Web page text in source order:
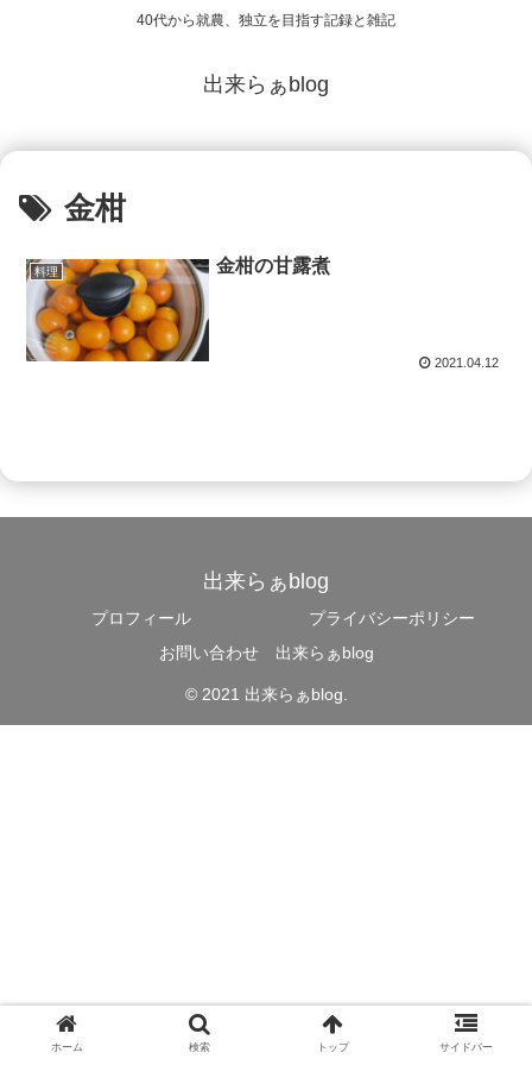
40代から就農、独立を目指す記録と雑記
出来らぁblog
金柑
料理 金柑の甘露煮
2021.04.12
出来らぁblog
プロフィール
プライバシーポリシー
お問い合わせ 出来らぁblog
© 2021 出来らぁblog.
ホーム 検索 トップ サイドバー